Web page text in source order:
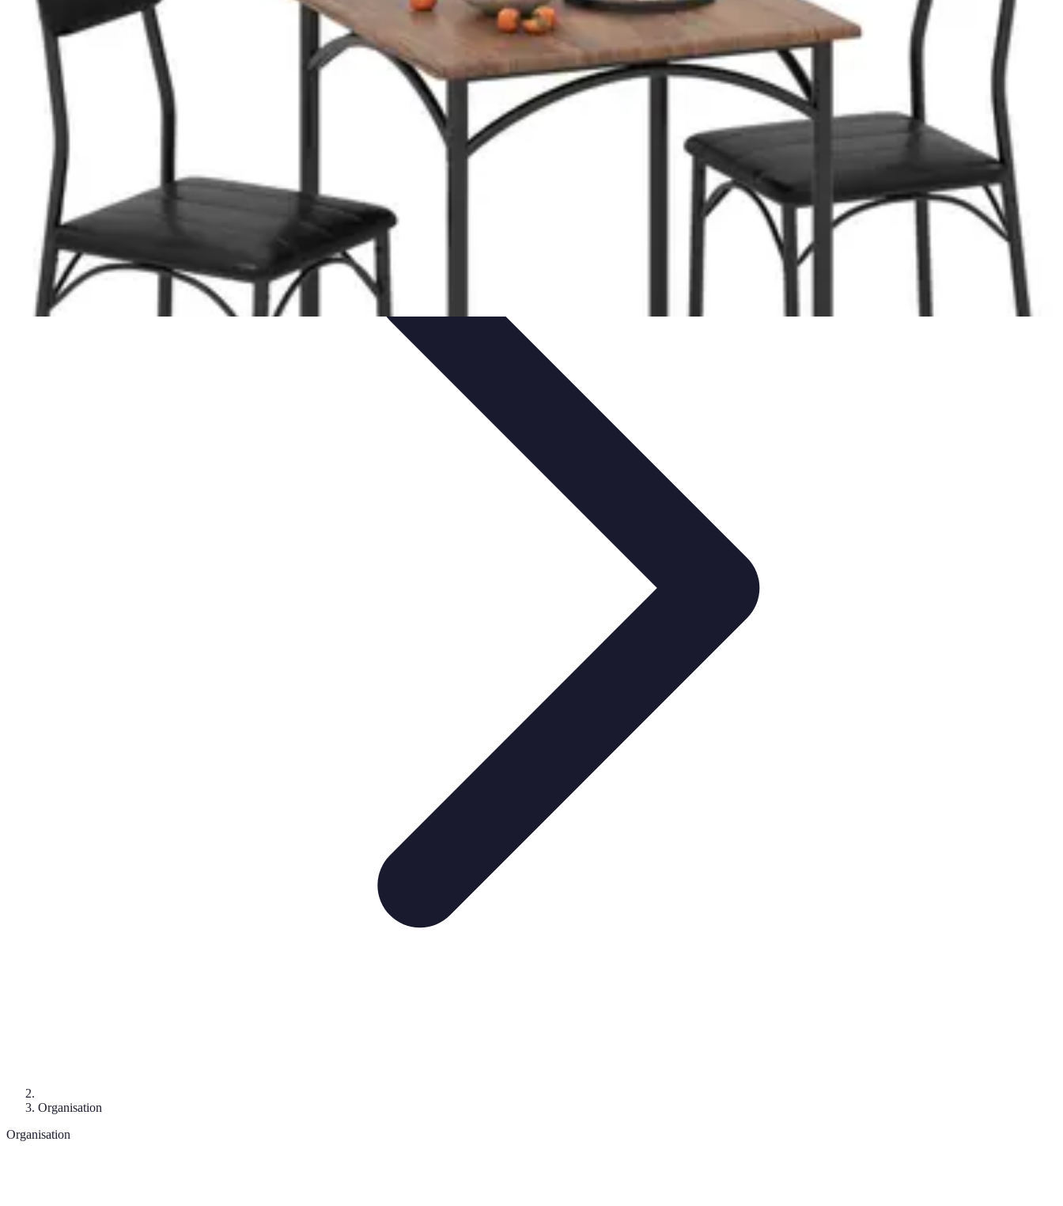
Astuces du Quotidien
Économie domestique
Cuisine et Alimentation Organisation Productivité
Astuces du Quotidien
Organisation
Organisation